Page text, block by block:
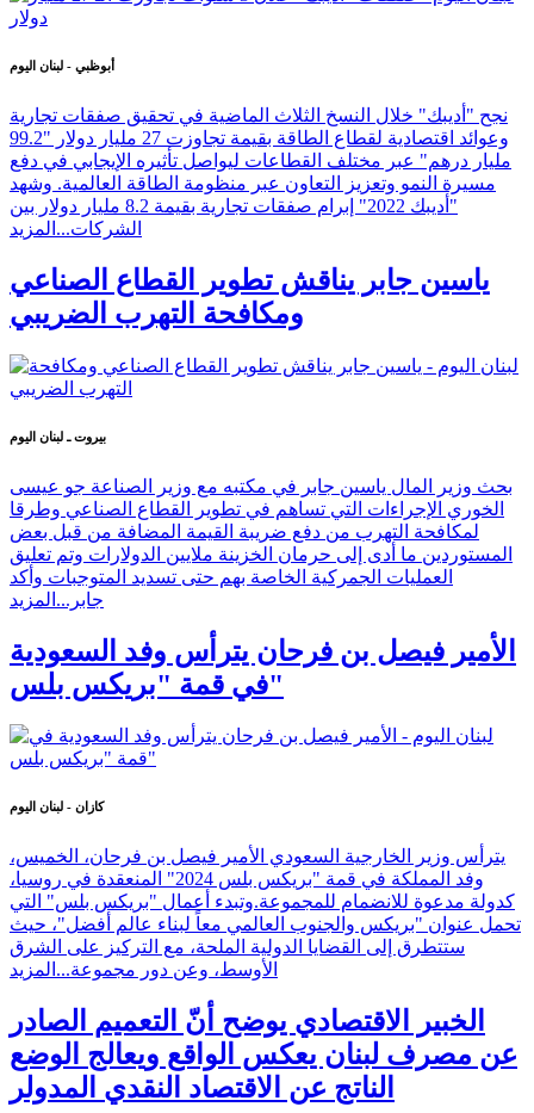
أبوظبي - لبنان اليوم
نجح "أديبك" خلال النسخ الثلاث الماضية في تحقيق صفقات تجارية
وعوائد اقتصادية لقطاع الطاقة بقيمة تجاوزت 27 مليار دولار "99.2
مليار درهم" عبر مختلف القطاعات ليواصل تأثيره الإيجابي في دفع
مسيرة النمو وتعزيز التعاون عبر منظومة الطاقة العالمية. وشهد
"أديبك 2022" إبرام صفقات تجارية بقيمة 8.2 مليار دولار بين
الشركات... المزيد
ياسين جابر يناقش تطوير القطاع الصناعي
ومكافحة التهرب الضريبي
بيروت ـ لبنان اليوم
بحث وزير المال ياسين جابر في مكتبه مع وزير الصناعة جو عيسى
الخوري الإجراءات التي تساهم في تطوير القطاع الصناعي وطرقا
لمكافحة التهرب من دفع ضريبة القيمة المضافة من قبل بعض
المستوردين ما أدى إلى حرمان الخزينة ملايين الدولارات وتم تعليق
العمليات الجمركية الخاصة بهم حتى تسديد المتوجبات وأكد
جابر... المزيد
الأمير فيصل بن فرحان يترأس وفد السعودية
في قمة "بريكس بلس"
كازان - لبنان اليوم
يترأس وزير الخارجية السعودي الأمير فيصل بن فرحان، الخميس،
وفد المملكة في قمة "بريكس بلس 2024" المنعقدة في روسيا،
كدولة مدعوة للانضمام للمجموعة.وتبدء أعمال "بريكس بلس" التي
تحمل عنوان "بريكس والجنوب العالمي معاً لبناء عالم أفضل"، حيث
ستتطرق إلى القضايا الدولية الملحة، مع التركيز على الشرق
الأوسط، وعن دور مجموعة... المزيد
الخبير الاقتصادي يوضح أنّ التعميم الصادر
عن مصرف لبنان يعكس الواقع ويعالج الوضع
الناتج عن الاقتصاد النقدي المدولر